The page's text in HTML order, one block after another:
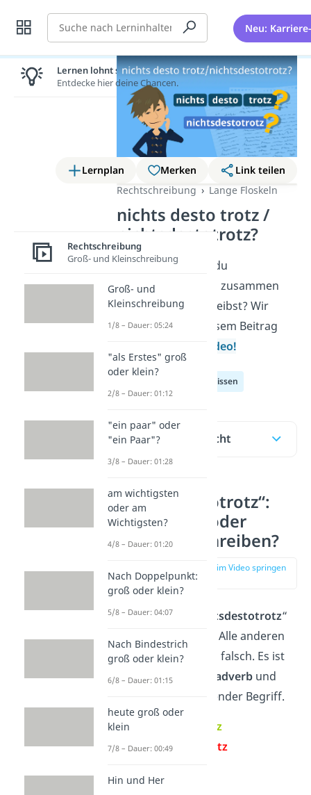
Suche Neu:
Lernplan Merken
Link teilen
Rechtschreibung
Lange Floskeln
nichts desto trotz /
nichtsdestotrotz?
Du fragst dich, ob du
„nichtsdestotrotz
“ zusammen
oder getrennt schreibst? Wir
zeigen es dir in diesem Beitrag
Video!
Deutsch Allgemeinwissen
Inhaltsübersicht
„nichtsdestotrotz“:
zusammen oder
getrennt schreiben?
zur Stelle im Video springen
(00:15)
Du schreibst „ nichtsdestotrotz“
Alle anderen
Schreibweisen sind falsch. Es ist
nämlich ein
Kausaladverb und
damit ein feststehender Begriff.
✓
nichtsdestotrotz
✗ nichts desto trotz
Beispiele:
Lernen lohnt sich!
Entdecke hier deine Chancen.
Rechtschreibung
Groß- und Kleinschreibung
Groß- und
Kleinschreibung
1/8 – Dauer: 05:24
"als Erstes" groß
oder klein?
2/8 – Dauer: 01:12
"ein paar" oder
"ein Paar"?
3/8 – Dauer: 01:28
am wichtigsten
oder am
Wichtigsten?
4/8 – Dauer: 01:20
Nach Doppelpunkt:
groß oder klein?
5/8 – Dauer: 04:07
Nach Bindestrich
groß oder klein?
6/8 – Dauer: 01:15
heute groß oder
klein
7/8 – Dauer: 00:49
Hin und Her